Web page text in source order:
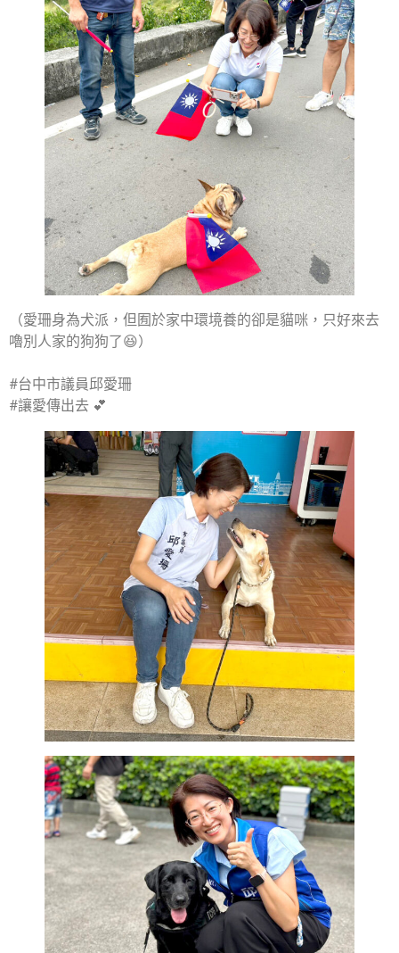
（愛珊身為犬派，但囿於家中環境養的卻是貓咪，只好來去
嚕別人家的狗狗了😆）
#台中市議員邱愛珊
#讓愛傳出去 💕